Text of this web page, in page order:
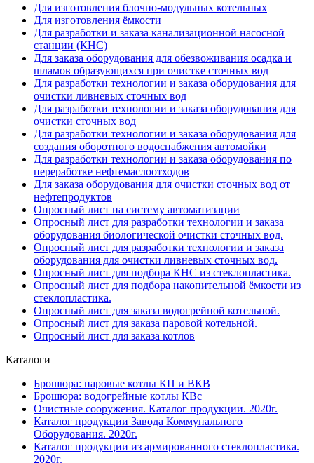
Для изготовления блочно-модульных котельных
Для изготовления ёмкости
Для разработки и заказа канализационной насосной
станции (КНС)
Для заказа оборудования для обезвоживания осадка и
шламов образующихся при очистке сточных вод
Для разработки технологии и заказа оборудования для
очистки ливневых сточных вод
Для разработки технологии и заказа оборудования для
очистки сточных вод
Для разработки технологии и заказа оборудования для
создания оборотного водоснабжения автомойки
Для разработки технологии и заказа оборудования по
переработке нефтемаслоотходов
Для заказа оборудования для очистки сточных вод от
нефтепродуктов
Опросный лист на систему автоматизации
Опросный лист для разработки технологии и заказа
оборудования биологической очистки сточных вод.
Опросный лист для разработки технологии и заказа
оборудования для очистки ливневых сточных вод.
Опросный лист для подбора КНС из стеклопластика.
Опросный лист для подбора накопительной ёмкости из
стеклопластика.
Опросный лист для заказа водогрейной котельной.
Опросный лист для заказа паровой котельной.
Опросный лист для заказа котлов
Каталоги
Брошюра: паровые котлы КП и ВКВ
Брошюра: водогрейные котлы КВс
Очистные сооружения. Каталог продукции. 2020г.
Каталог продукции Завода Коммунального
Оборудования. 2020г.
Каталог продукции из армированного стеклопластика.
2020г.